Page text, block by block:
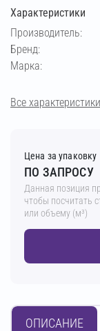
Характеристики
Производитель:
Бренд:
Марка:
Все характеристики
Цена за упаковку
ПО ЗАПРОСУ
Данная позиция
чтобы посчитать
или объему (м³)
ОПИСАНИЕ